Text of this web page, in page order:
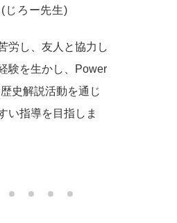
(じろー先生)
労し、友人と協力し
験を生かし、Power
史解説活動を通じ
い指導を目指しま